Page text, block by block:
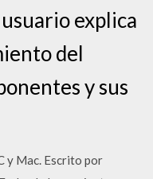
explica
del
y sus
y Mac. Escrito por